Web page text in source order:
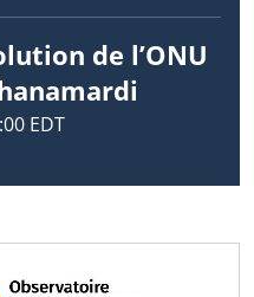
de l’ONU
EDT